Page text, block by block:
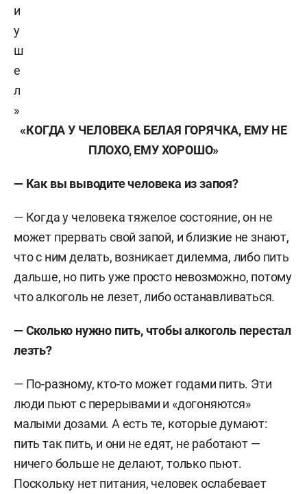
и
у
ш
е
л
»
«КОГДА У ЧЕЛОВЕКА БЕЛАЯ ГОРЯЧКА, ЕМУ НЕ
ПЛОХО, ЕМУ ХОРОШО»
— Как вы выводите человека из запоя?
— Когда у человека тяжелое состояние, он не
может прервать свой запой, и близкие не знают,
что с ним делать, возникает дилемма, либо пить
дальше, но пить уже просто невозможно, потому
что алкоголь не лезет, либо останавливаться.
— Сколько нужно пить, чтобы алкоголь перестал
лезть?
— По-разному, кто-то может годами пить. Эти
люди пьют с перерывами и «догоняются»
малыми дозами. А есть те, которые думают:
пить так пить, и они не едят, не работают —
ничего больше не делают, только пьют.
Поскольку нет питания, человек ослабевает